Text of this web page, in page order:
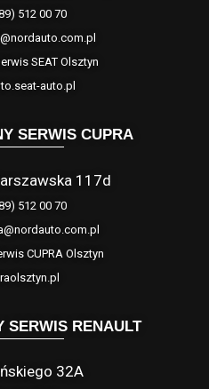
512 00 70
SEAT Olsztyn
auto.pl
SERWIS CUPRA
117d
512 00 70
CUPRA Olsztyn
SERWIS RENAULT
32A